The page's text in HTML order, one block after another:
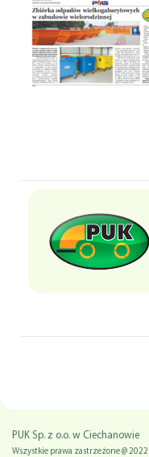
PUK Sp. z o.o. w Ciechanowie
Wszystkie prawa zastrzeżone @ 2022